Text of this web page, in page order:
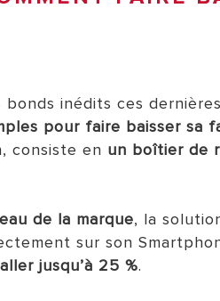
inédits ces
pour faire baisser sa
consiste en un boîtier de
de la marque, la
sur son
jusqu’à 25 %.